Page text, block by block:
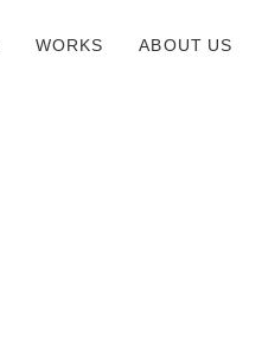
WORKS ABOUT US